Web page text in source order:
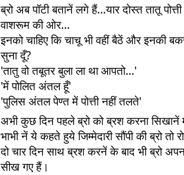
ब्रो अब पॉटी बतानें लगे हैं...यार दोस्त तातू
वाशरूम की ओर...
इनको चाहिए कि चाचू भी वहीं बैठें और इनकी
सुना दूँ?
'तातु वो तबूतर बुला ला था आपतो...'
'में पोलित अंतल हूँ'
'पुलिस अंतल पेण्त में पोत्ती नहीं तलते'
अभी कुछ दिन पहले ब्रो को ब्रश करना
भाभी नें ये कहते हुये जिम्मेदारी सौंपी की ब्रो
दो चार दिन साथ ब्रश करनें के बाद भी ब्रो
सीख गए हैं।